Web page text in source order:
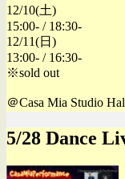
12/10(土)
15:00- / 18:30-
12/11(日)
13:00- / 16:30-
※sold out
＠Casa Mia Studio
5/28 Dance